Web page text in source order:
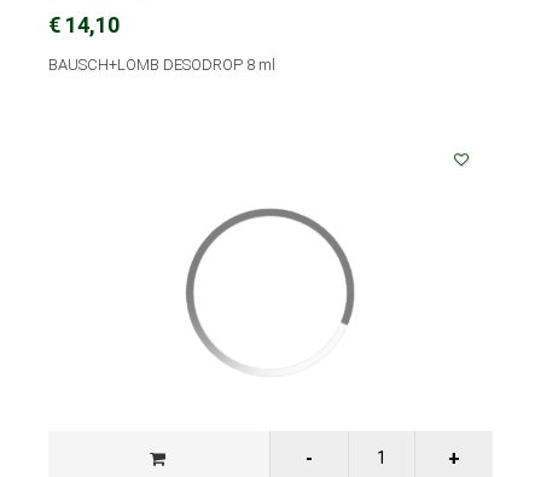
€ 14,10
BAUSCH+LOMB DESODROP 8 ml